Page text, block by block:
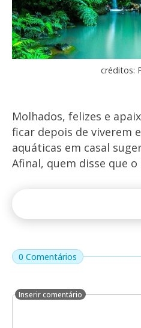
créditos:
Molhados, felizes e
ficar depois de viverem
aquáticas em casal
Afinal, quem disse que
0 Comentários
Inserir comentário